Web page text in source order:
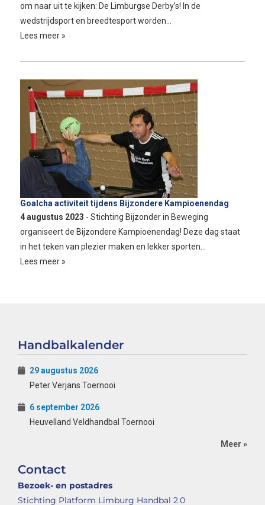
om naar uit te kijken: De Limburgse Derby’s! In de
wedstrijdsport en breedtesport worden…
Lees meer »
Goalcha activiteit tijdens Bijzondere Kampioenendag
4 augustus 2023 - Stichting Bijzonder in Beweging
organiseert de Bijzondere Kampioenendag! Deze dag staat
in het teken van plezier maken en lekker sporten…
Lees meer »
Handbalkalender
29 augustus 2026
Peter Verjans Toernooi
6 september 2026
Heuvelland Veldhandbal Toernooi
Meer »
Contact
Bezoek- en postadres
Stichting Platform Limburg Handbal 2.0